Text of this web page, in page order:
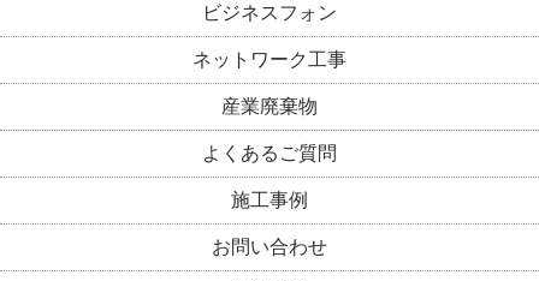
ビジネスフォン
ネットワーク工事
産業廃棄物
よくあるご質問
施工事例
お問い合わせ